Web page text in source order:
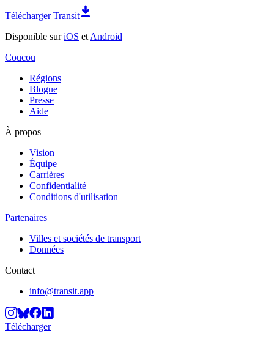
Télécharger Transit
Disponible suriOS et Android
Coucou
Régions
Blogue
Presse
Aide
À propos
Vision
Équipe
Carrières
Confidentialité
Conditions d'utilisation
Partenaires
Villes et sociétés de transport
Données
Contact
info@transit.app
Télécharger